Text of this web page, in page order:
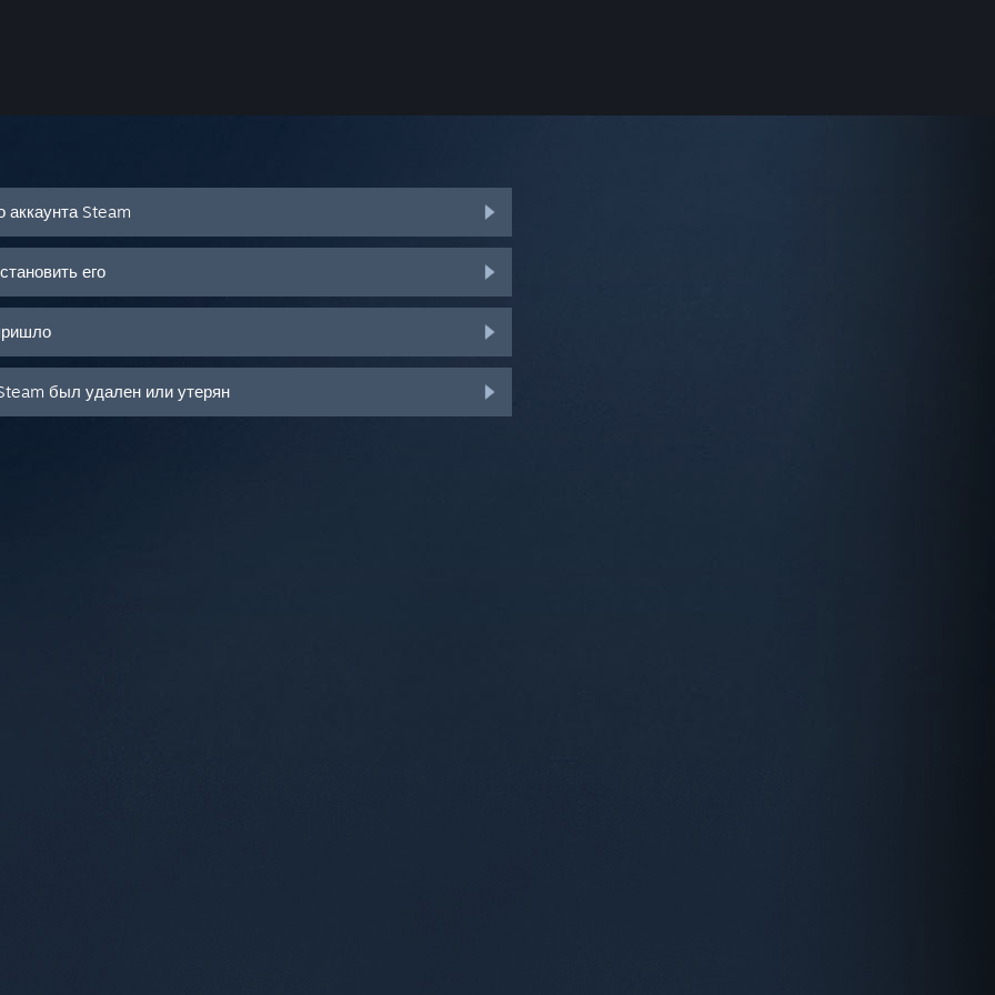
Steam
его
был удален или утерян